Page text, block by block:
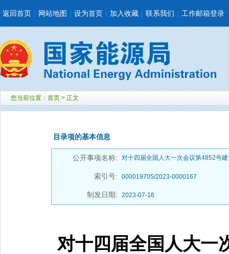
返回首页 | 网站地图 | 设为首页 | 加入收藏 | 联系我们 | 工作邮箱登录
您当前位置： 首页 > 正文
目录项的基本信息
公开事项名称: 对十四届全国人大一次会议第4852号
索引号: 000019705/2023-0000167
制发日期: 2023-07-16
对十四届全国人大一